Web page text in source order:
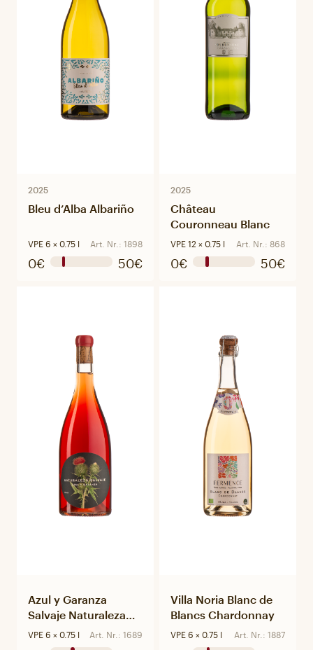
2025
Bleu d’Alba Albariño
VPE 6 × 0.75 l Art. Nr.: 1898
0€ 50€
2025
Château
Couronneau Blanc
VPE 12 × 0.75 l
Art. Nr.: 868
0€ 50€
Azul y Garanza
Salvaje Naturaleza
Clarete
VPE 6 × 0.75 l Art. Nr.: 1689
Villa Noria Blanc de
Blancs Chardonnay
VPE 6 × 0.75 l
Art. Nr.: 1887